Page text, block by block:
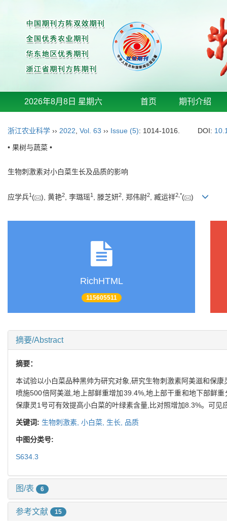
2026年8月8日 星期六 首页 期刊介绍
浙江农业科学 ›› 2022 Vol. 63 ›› Issue (5): 1014-1016. DOI:
• 果树与蔬菜 •
生物刺激素对小白菜生长及品质的影响
应学兵1 ( ), 黄艳2, 李璐瑶1 , 滕芝妍2, 郑伟尉2, 臧运祥2 *( )
RichHTML
115605511
摘要/Abstract
摘要：
本试验以小白菜品种黑帅为研究对象,研究生物刺激素阿美滋和保
喷施500倍阿美滋,地上部鲜重增加39.4%,地上部干重和地下部鲜
保康灵1号可有效提高小白菜的叶绿素含量,比对照增加8.3%。可
关键词: 生物刺激素, 小白菜, 生长, 品质
中图分类号:
S634.3
图/表 6
参考文献 15